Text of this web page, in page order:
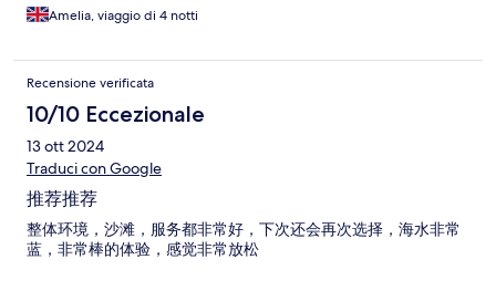
Amelia, viaggio di 4 notti
Recensione verificata
10/10 Eccezionale
13 ott 2024
Traduci con Google
推荐推荐
整体环境，沙滩，服务都非常好，下次还会再次选择，海水非常
蓝，非常棒的体验，感觉非常放松